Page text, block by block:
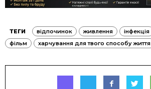
ТЕГИ відпочинок живлення інфекція
фільм
харчування для твого способу життя